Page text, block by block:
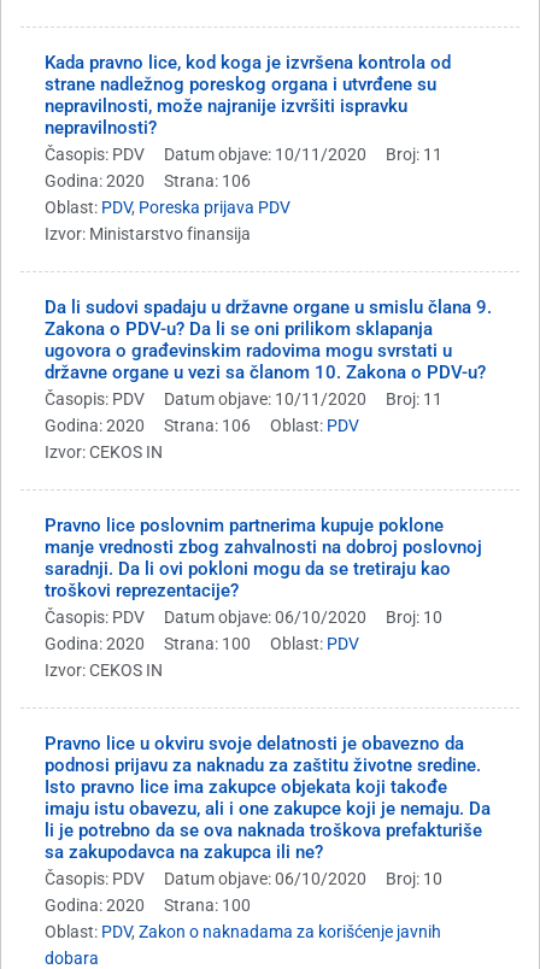
Kada pravno lice, kod koga je izvršena kontrola od
strane nadležnog poreskog organa i utvrđene su
nepravilnosti, može najranije izvršiti ispravku
nepravilnosti?
Časopis: PDV Datum objave: 10/11/2020
Broj: 11
Godina: 2020
Strana: 106
Oblast: PDV, Poreska prijava PDV
Izvor: Ministarstvo finansija
Da li sudovi spadaju u državne organe u smislu člana 9.
Zakona o PDV-u? Da li se oni prilikom sklapanja
ugovora o građevinskim radovima mogu svrstati u
državne organe u vezi sa članom 10. Zakona o PDV-u?
Časopis: PDV Datum objave: 10/11/2020
Broj: 11
Godina: 2020
Strana: 106 Oblast: PDV
Izvor: CEKOS IN
Pravno lice poslovnim partnerima kupuje poklone
manje vrednosti zbog zahvalnosti na dobroj poslovnoj
saradnji. Da li ovi pokloni mogu da se tretiraju kao
troškovi reprezentacije?
Časopis: PDV Datum objave: 06/10/2020
Broj: 10
Godina: 2020
Strana: 100 Oblast: PDV
Izvor: CEKOS IN
Pravno lice u okviru svoje delatnosti je obavezno da
podnosi prijavu za naknadu za zaštitu životne sredine.
Isto pravno lice ima zakupce objekata koji takođe
imaju istu obavezu, ali i one zakupce koji je nemaju. Da
li je potrebno da se ova naknada troškova prefakturiše
sa zakupodavca na zakupca ili ne?
Časopis: PDV Datum objave: 06/10/2020
Broj: 10
Godina: 2020
Strana: 100
Oblast: PDV, Zakon o naknadama za korišćenje javnih
dobara